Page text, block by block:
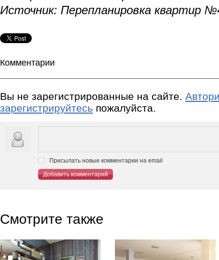
Источник: Перепланировка квартир
Комментарии
Вы не зарегистрированные на сайте.
зарегистрируйтесь пожалуйста.
Присылать новые комментарии на email
Добавить комментарий
Смотрите также